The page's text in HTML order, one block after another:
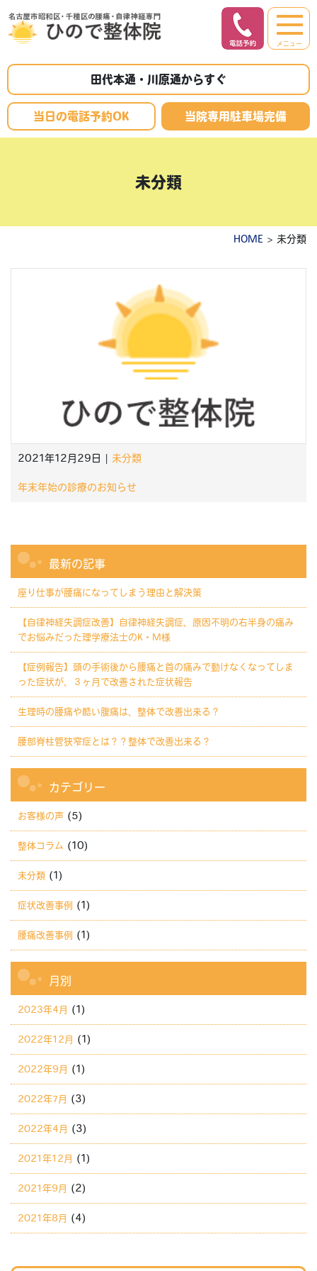
メニュー
田代本通・川原通からすぐ
当日の電話予約OK 当院専用駐車場完備
未分類
HOME > 未分類
2021年12月29日 | 未分類
年末年始の診療のお知らせ
最新の記事
座り仕事が腰痛になってしまう理由と解決策
【自律神経失調症改善】自律神経失調症、原因不明の右半身の痛み
でお悩みだった理学療法士のK・M様
【症例報告】頭の手術後から腰痛と首の痛みで動けなくなってしま
った症状が、３ヶ月で改善された症状報告
生理時の腰痛や酷い腹痛は、整体で改善出来る？
腰部脊柱管狭窄症とは？？整体で改善出来る？
カテゴリー
お客様の声 (5)
整体コラム (10)
未分類 (1)
症状改善事例 (1)
腰痛改善事例 (1)
月別
2023年4月 (1)
2022年12月 (1)
2022年9月 (1)
2022年7月 (3)
2022年4月 (3)
2021年12月 (1)
2021年9月 (2)
2021年8月 (4)